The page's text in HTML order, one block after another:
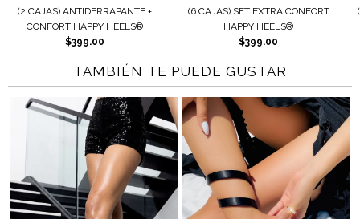
+
HEELS®
(6 CAJAS) SET EXTRA CONFORT
(2 CAJAS)
TAMBIÉN TE PUEDE GUSTAR